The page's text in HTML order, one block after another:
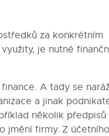
za konkrétním
je nutné
A tady se
a jinak
několik předpisů
jmění firmy. Z účetního